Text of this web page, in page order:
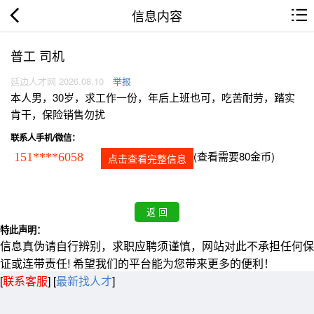
信息内容
普工 司机
延边人才网 2026.08.10 举报
本人男，30岁，求工作一份，年后上班也可，吃苦耐劳，踏实
肯干，保险销售勿扰
联系人手机/微信：
151****6058 点击查看完整信息 (查看需要80金币)
特此声明：
信息真伪请自行辨别，求职应聘须谨慎，网站对此不承担任何保
证或连带责任! 希望我们的平台能为您带来更多的便利！
[联系客服] [最新找人才]